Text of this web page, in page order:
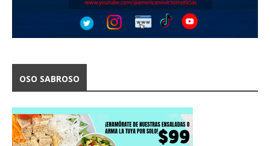
OSO SABROSO